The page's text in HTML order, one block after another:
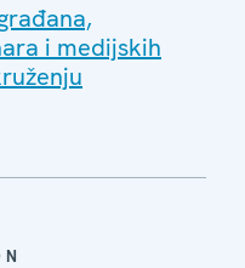
i medijskih